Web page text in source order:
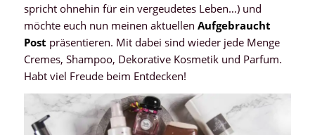
spricht ohnehin für ein vergeudetes Leben…) und
möchte euch nun meinen aktuellen Aufgebraucht
Post präsentieren. Mit dabei sind wieder jede Menge
Cremes, Shampoo, Dekorative Kosmetik und Parfum.
Habt viel Freude beim Entdecken!